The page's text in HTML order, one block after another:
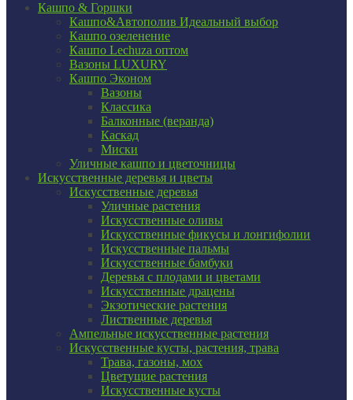
Кашпо & Горшки
Кашпо&Автополив Идеальный выбор
Кашпо озеленение
Кашпо Lechuza оптом
Вазоны LUXURY
Кашпо Эконом
Вазоны
Классика
Балконные (веранда)
Каскад
Миски
Уличные кашпо и цветочницы
Искусственные деревья и цветы
Искусственные деревья
Уличные растения
Искусственные оливы
Искусственные фикусы и лонгифолии
Искусственные пальмы
Искусственные бамбуки
Деревья с плодами и цветами
Искусственные драцены
Экзотические растения
Лиственные деревья
Ампельные искусственные растения
Искусственные кусты, растения, трава
Трава, газоны, мох
Цветущие растения
Искусственные кусты